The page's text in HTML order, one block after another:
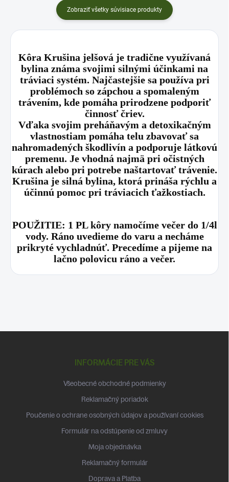
Zobraziť všetky súvisiace produkty
Kôra Krušina jelšová je tradične využívaná
bylina známa svojimi silnými účinkami na
tráviaci systém. Najčastejšie sa používa pri
problémoch so zápchou a spomaleným
trávením, kde pomáha prirodzene podporiť
činnosť čriev.
Vďaka svojim preháňavým a detoxikačným
vlastnostiam pomáha telu zbavovať sa
nahromadených škodlivín a podporuje látkovú
premenu. Je vhodná najmä pri očistných
kúrach alebo pri potrebe naštartovať trávenie.
Krušina je silná bylina, ktorá prináša rýchlu a
účinnú pomoc pri tráviacich ťažkostiach.
POUŽITIE: 1 PL kôry namočíme večer do 1/4l
vody. Ráno uvedieme do varu a necháme
prikryté vychladnúť. Precedíme a pijeme na
lačno polovicu ráno a večer.
INFORMÁCIE PRE VÁS
Všeobecné obchodné podmienky
Reklamačný poriadok
Poučenie o ochrane osobných údajov a používaní cookies
Formulár na odstúpenie od zmluvy
Moja objednávka
Reklamačný formulár
Doprava a Platba